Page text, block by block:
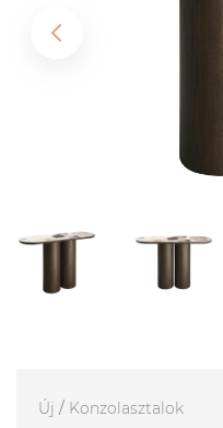
Új / Konzolasztalok